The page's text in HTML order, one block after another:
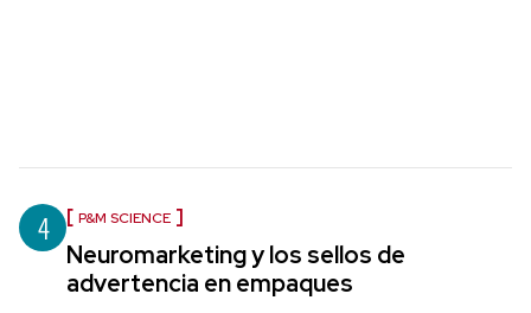
4 P&M SCIENCE
Neuromarketing y los sellos de
advertencia en empaques